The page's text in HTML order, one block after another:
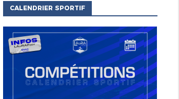
CALENDRIER SPORTIF